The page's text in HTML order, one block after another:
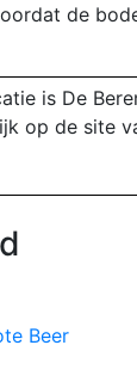
de
is De
op de site
Beer